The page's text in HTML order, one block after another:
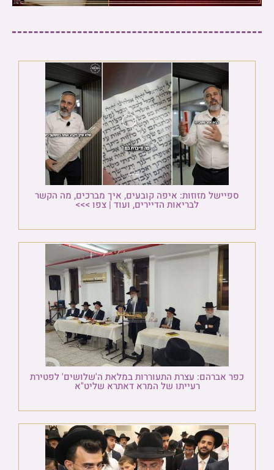
ספיישל מזוזות: איפה קובעים, איך מברכים, מה הקשר
לבריאות הדיירים, ועוד | צפו >>>
כפר אברהם: עצרת התעוררות במלאת ה'שלושים' לפטירת
רעייתו של המרא דאתרא שליט"א